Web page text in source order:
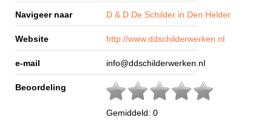
Navigeer naar D & D De Schilder in Den Helder
Website http://www.ddschilderwerken.nl
e-mail info@ddschilderwerken.nl
Beoordeling
Gemiddeld: 0